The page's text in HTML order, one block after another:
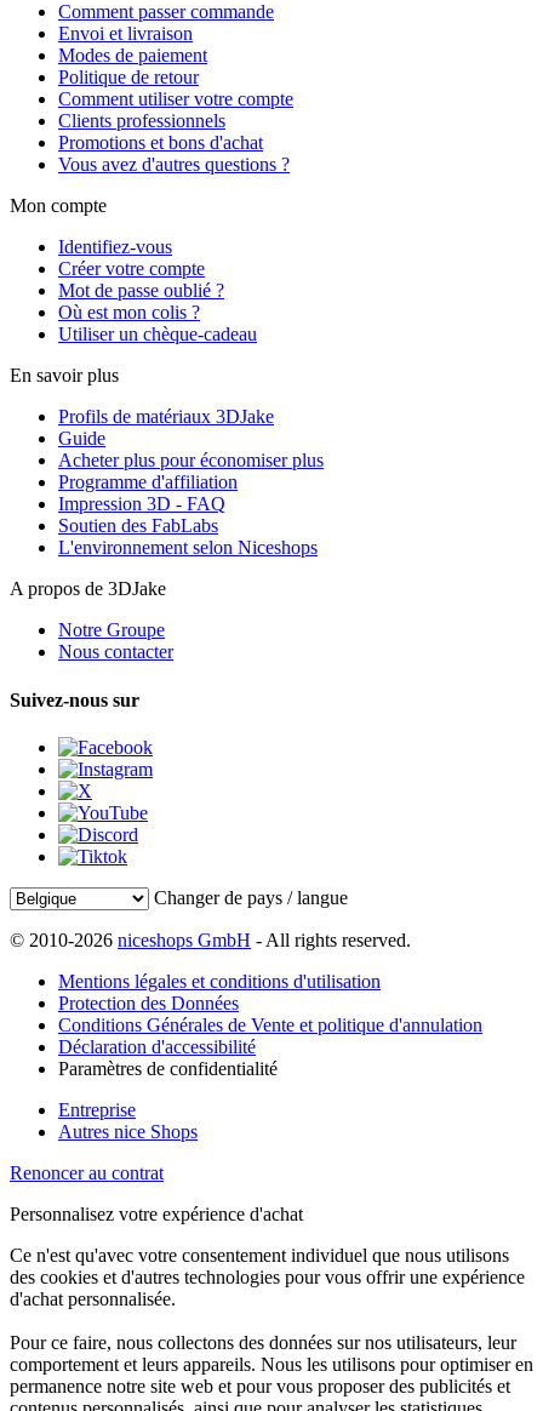
Comment passer commande
Envoi et livraison
Modes de paiement
Politique de retour
Comment utiliser votre compte
Clients professionnels
Promotions et bons d'achat
Vous avez d'autres questions ?
Mon compte
Identifiez-vous
Créer votre compte
Mot de passe oublié ?
Où est mon colis ?
Utiliser un chèque-cadeau
En savoir plus
Profils de matériaux 3DJake
Guide
Acheter plus pour économiser plus
Programme d'affiliation
Impression 3D - FAQ
Soutien des FabLabs
L'environnement selon Niceshops
A propos de 3DJake
Notre Groupe
Nous contacter
Suivez-nous sur
Changer de pays / langue
© 2010-2026 niceshops GmbH - All rights reserved.
Mentions légales et conditions d'utilisation
Protection des Données
Conditions Générales de Vente et politique d'annulation
Déclaration d'accessibilité
Paramètres de confidentialité
Entreprise
Autres nice Shops
Renoncer au contrat
Personnalisez votre expérience d'achat
Ce n'est qu'avec votre consentement individuel que nous utilisons
des cookies et d'autres technologies pour vous offrir une expérience
d'achat personnalisée.
Pour ce faire, nous collectons des données sur nos utilisateurs, leur
comportement et leurs appareils. Nous les utilisons pour optimiser en
permanence notre site web et pour vous proposer des publicités et